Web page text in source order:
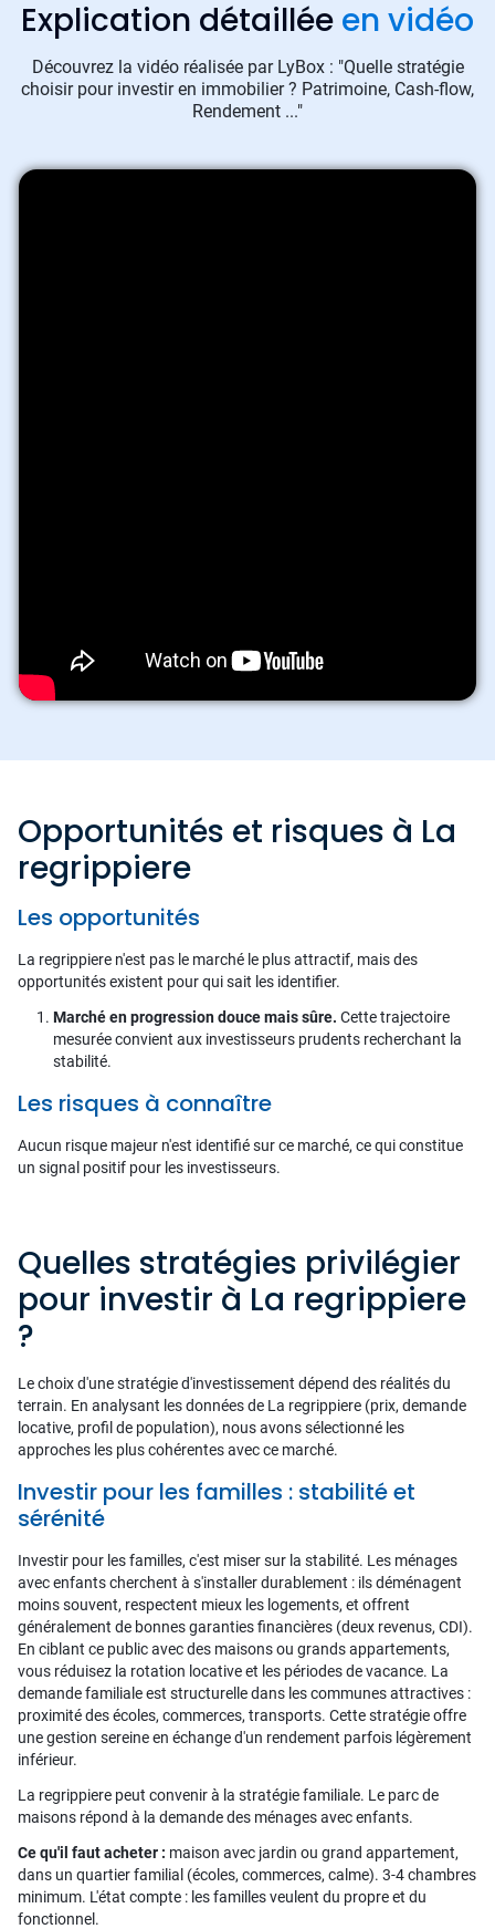
Explication détaillée en vidéo
Découvrez la vidéo réalisée par LyBox : "Quelle stratégie
choisir pour investir en immobilier ? Patrimoine, Cash-flow,
Rendement ..."
Opportunités et risques à La
regrippiere
Les opportunités
La regrippiere n'est pas le marché le plus attractif, mais des
opportunités existent pour qui sait les identifier.
Marché en progression douce mais sûre. Cette trajectoire
mesurée convient aux investisseurs prudents recherchant la
stabilité.
Les risques à connaître
Aucun risque majeur n'est identifié sur ce marché, ce qui constitue
un signal positif pour les investisseurs.
Quelles stratégies privilégier
pour investir à La regrippiere
?
Le choix d'une stratégie d'investissement dépend des réalités du
terrain. En analysant les données de La regrippiere (prix, demande
locative, profil de population), nous avons sélectionné les
approches les plus cohérentes avec ce marché.
Investir pour les familles : stabilité et
sérénité
Investir pour les familles, c'est miser sur la stabilité. Les ménages
avec enfants cherchent à s'installer durablement : ils déménagent
moins souvent, respectent mieux les logements, et offrent
généralement de bonnes garanties financières (deux revenus, CDI).
En ciblant ce public avec des maisons ou grands appartements,
vous réduisez la rotation locative et les périodes de vacance. La
demande familiale est structurelle dans les communes attractives :
proximité des écoles, commerces, transports. Cette stratégie offre
une gestion sereine en échange d'un rendement parfois légèrement
inférieur.
La regrippiere peut convenir à la stratégie familiale. Le parc de
maisons répond à la demande des ménages avec enfants.
Ce qu'il faut acheter : maison avec jardin ou grand appartement,
dans un quartier familial (écoles, commerces, calme). 3-4 chambres
minimum. L'état compte : les familles veulent du propre et du
fonctionnel.